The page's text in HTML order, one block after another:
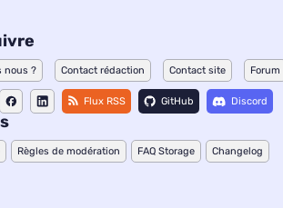
nous ? Contact rédaction Contact site Forum
Flux RSS GitHub Discord
Règles de modération FAQ Storage Changelog